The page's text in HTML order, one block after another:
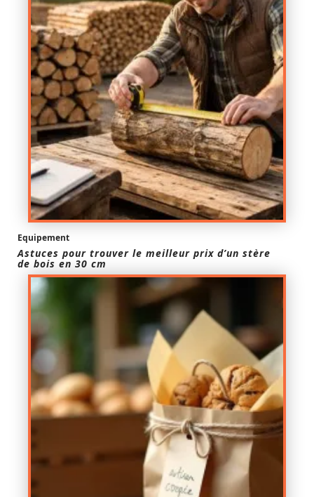
Equipement
Astuces pour trouver le meilleur prix d’un stère
de bois en 30 cm